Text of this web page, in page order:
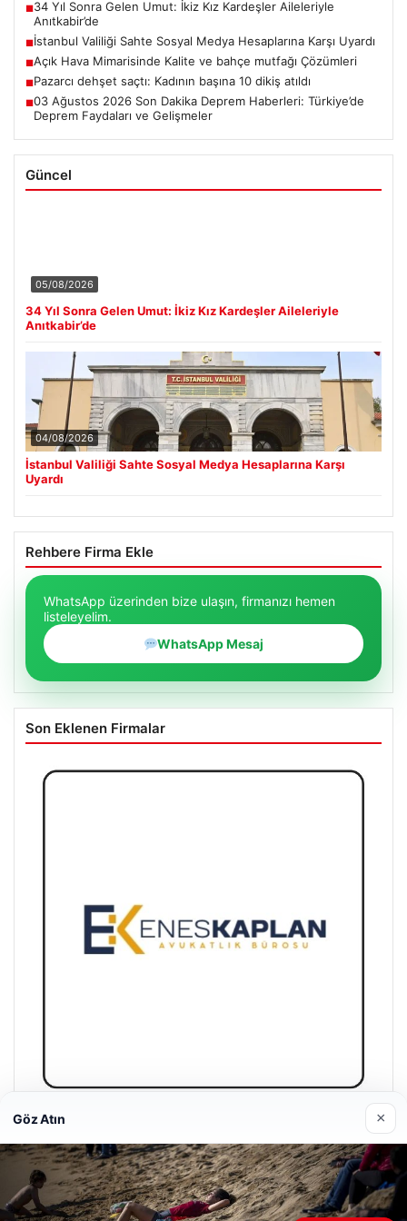
■34 Yıl Sonra Gelen Umut: İkiz Kız Kardeşler Aileleriyle
Anıtkabir’de
■İstanbul Valiliği Sahte Sosyal Medya Hesaplarına Karşı Uyardı
■Açık Hava Mimarisinde Kalite ve bahçe mutfağı Çözümleri
■Pazarcı dehşet saçtı: Kadının başına 10 dikiş atıldı
■03 Ağustos 2026 Son Dakika Deprem Haberleri: Türkiye’de
Deprem Faydaları ve Gelişmeler
Güncel
05/08/2026
34 Yıl Sonra Gelen Umut: İkiz Kız Kardeşler Aileleriyle
Anıtkabir’de
04/08/2026
İstanbul Valiliği Sahte Sosyal Medya Hesaplarına Karşı
Uyardı
Rehbere Firma Ekle
WhatsApp üzerinden bize ulaşın, firmanızı hemen
listeleyelim.
WhatsApp Mesaj
Son Eklenen Firmalar
Enes Kaplan Avukatlık Bürosu
28/04/2026
Göz Atın ×